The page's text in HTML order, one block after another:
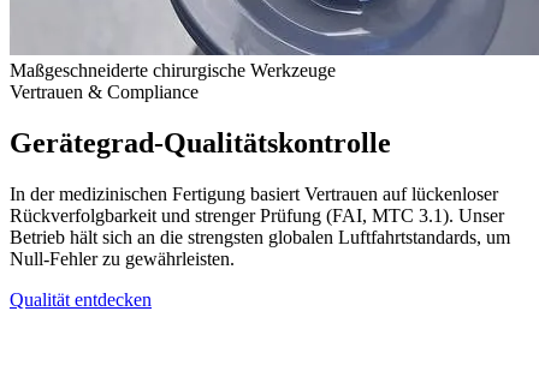
Maßgeschneiderte chirurgische Werkzeuge
Vertrauen & Compliance
Gerätegrad-Qualitätskontrolle
In der medizinischen Fertigung basiert Vertrauen auf lückenloser
Rückverfolgbarkeit und strenger Prüfung (FAI, MTC 3.1). Unser
Betrieb hält sich an die strengsten globalen Luftfahrtstandards, um
Null-Fehler zu gewährleisten.
Qualität entdecken